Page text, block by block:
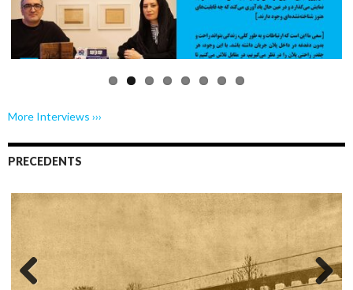
us
More Interviews ›››
PRECEDENTS